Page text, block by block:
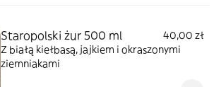
Staropolski żur 500 ml
40,00 zł
Z białą kiełbasą, jajkiem i okraszonymi
ziemniakami